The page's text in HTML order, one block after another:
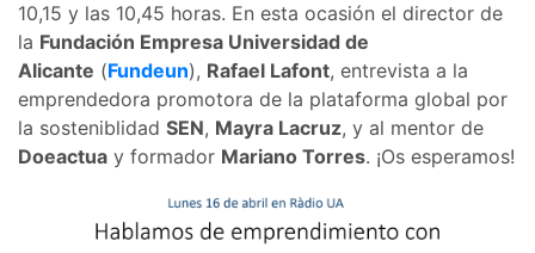
10,15 y las 10,45 horas. En esta ocasión el director de
la Fundación Empresa Universidad de
Alicante (Fundeun), Rafael Lafont, entrevista a la
emprendedora promotora de la plataforma global por
la sosteniblidad SEN, Mayra Lacruz, y al mentor de
Doeactua y formador Mariano Torres. ¡Os esperamos!